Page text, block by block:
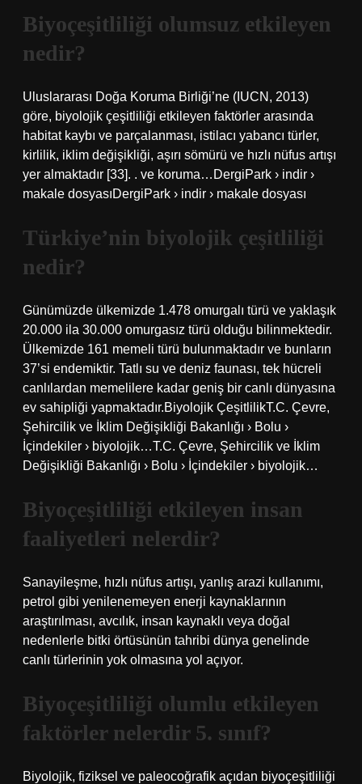
Biyoçeşitliliği olumsuz etkileyen
nedir?
Uluslararası Doğa Koruma Birliği’ne (IUCN, 2013)
göre, biyolojik çeşitliliği etkileyen faktörler arasında
habitat kaybı ve parçalanması, istilacı yabancı türler,
kirlilik, iklim değişikliği, aşırı sömürü ve hızlı nüfus artışı
yer almaktadır [33]. . ve koruma…DergiPark › indir ›
makale dosyasıDergiPark › indir › makale dosyası
Türkiye’nin biyolojik çeşitliliği
nedir?
Günümüzde ülkemizde 1.478 omurgalı türü ve yaklaşık
20.000 ila 30.000 omurgasız türü olduğu bilinmektedir.
Ülkemizde 161 memeli türü bulunmaktadır ve bunların
37’si endemiktir. Tatlı su ve deniz faunası, tek hücreli
canlılardan memelilere kadar geniş bir canlı dünyasına
ev sahipliği yapmaktadır.Biyolojik ÇeşitlilikT.C. Çevre,
Şehircilik ve İklim Değişikliği Bakanlığı › Bolu ›
İçindekiler › biyolojik…T.C. Çevre, Şehircilik ve İklim
Değişikliği Bakanlığı › Bolu › İçindekiler › biyolojik…
Biyoçeşitliliği etkileyen insan
faaliyetleri nelerdir?
Sanayileşme, hızlı nüfus artışı, yanlış arazi kullanımı,
petrol gibi yenilenemeyen enerji kaynaklarının
araştırılması, avcılık, insan kaynaklı veya doğal
nedenlerle bitki örtüsünün tahribi dünya genelinde
canlı türlerinin yok olmasına yol açıyor.
Biyoçeşitliliği olumlu etkileyen
faktörler nelerdir 5. sınıf?
Biyolojik, fiziksel ve paleocoğrafik açıdan biyoçeşitliliği